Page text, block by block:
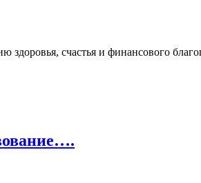
счастья и финансового